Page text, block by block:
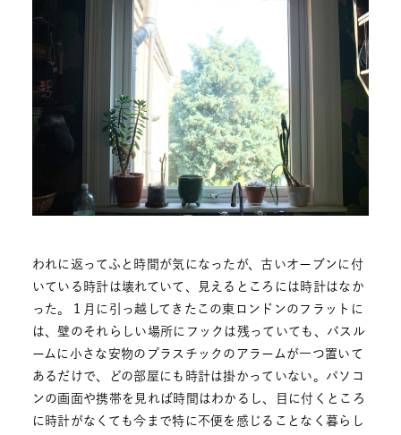
われに返ってふと時間が気になったが、古いオーブンに付
いている時計は壊れていて、見えるところには時計はなか
った。１月に引っ越してきたこの東ロンドンのフラットに
は、壁のそれらしい場所にフックは残っていても、バスル
ームに小さな安物のプラスチックのアラームが一つ置いて
あるだけで、どの部屋にも時計は掛かっていない。パソコ
ンの画面や携帯を見れば時間はわかるし、目に付くところ
に時計がなくても今まで特に不便を感じることなく暮らし